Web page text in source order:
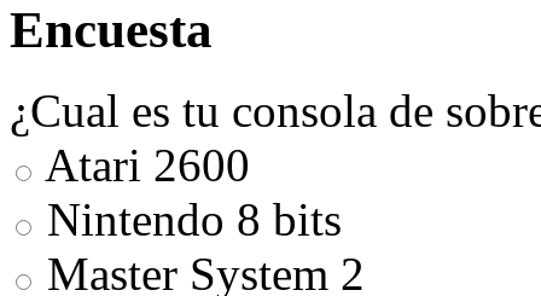
Encuesta
¿Cual es tu consola de
Atari 2600
Nintendo 8 bits
Master System 2